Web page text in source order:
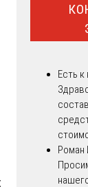
Есть
Роман